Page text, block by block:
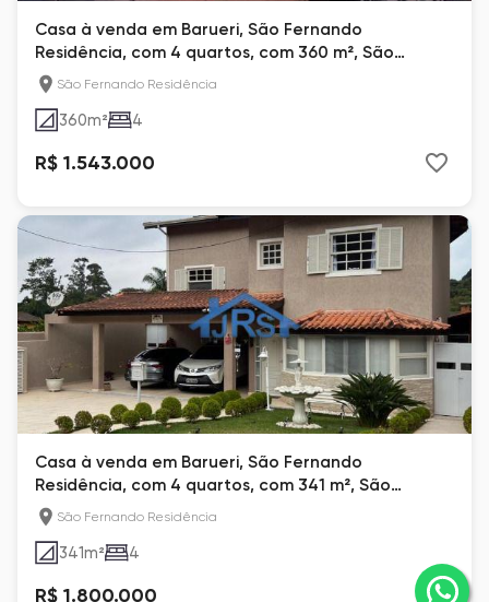
Casa à venda em Barueri, São Fernando
Residência, com 4 quartos, com 360 m², São
Fernando Residência
São Fernando Residência
360m² 4
R$ 1.543.000
Casa à venda em Barueri, São Fernando
Residência, com 4 quartos, com 341 m², São
Fernando Residência
São Fernando Residência
341m² 4
R$ 1.800.000